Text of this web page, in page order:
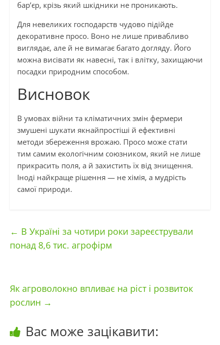
бар’єр, крізь який шкідники не проникають.
Для невеликих господарств чудово підійде
декоративне просо. Воно не лише привабливо
виглядає, але й не вимагає багато догляду. Його
можна висівати як навесні, так і влітку, захищаючи
посадки природним способом.
Висновок
В умовах війни та кліматичних змін фермери
змушені шукати якнайпростіші й ефективні
методи збереження врожаю. Просо може стати
тим самим екологічним союзником, який не лише
прикрасить поля, а й захистить їх від знищення.
Іноді найкраще рішення — не хімія, а мудрість
самої природи.
← В Україні за чотири роки зареєстрували
понад 8,6 тис. агрофірм
Як агроволокно впливає на ріст і розвиток
рослин →
Вас може зацікавити: